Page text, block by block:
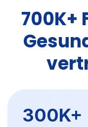
700K+
300K+